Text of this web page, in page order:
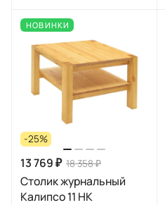
НОВИНКИ
-25%
13 769 ₽ 18 358 ₽
Столик журнальный
Калипсо 11 НК